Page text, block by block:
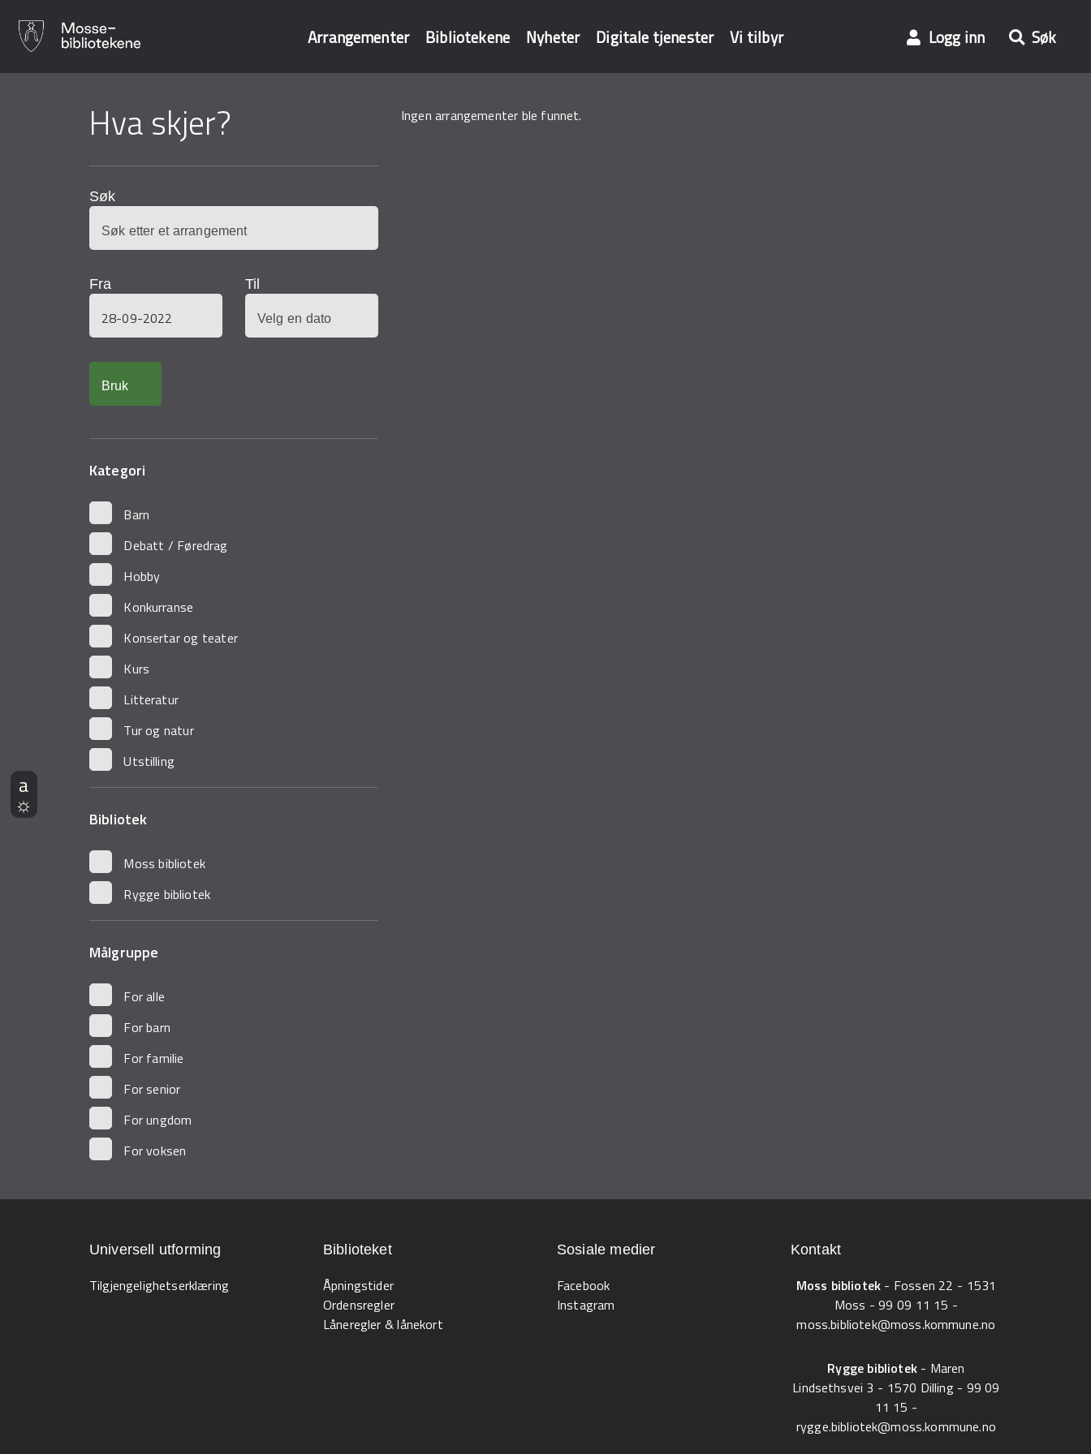
Arrangementer Bibliotekene Nyheter Digitale tjenester Vi tilbyr Logg inn Søk
Hva skjer?
Søk
Fra
Til
Kategori
Barn
Debatt / Føredrag
Hobby
Konkurranse
Konsertar og teater
Kurs
Litteratur
Tur og natur
Utstilling
Bibliotek
Moss bibliotek
Rygge bibliotek
Målgruppe
For alle
For barn
For familie
For senior
For ungdom
For voksen
Ingen arrangementer ble funnet.
Universell utforming
Tilgjengelighetserklæring
Biblioteket
Åpningstider
Ordensregler
Låneregler & lånekort
Sosiale medier
Facebook
Instagram
Kontakt
Moss bibliotek - Fossen 22 - 1531
Moss -99 09 11 15 -
moss.bibliotek@moss.kommune.no
Rygge bibliotek- Maren
Lindsethsvei 3 - 1570 Dilling - 99 09
11 15 -
rygge.bibliotek@moss.kommune.no